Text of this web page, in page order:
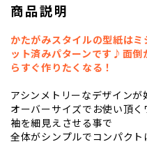
商品説明
かたがみスタイルの型紙は
ット済みパターンです♪面倒
らすぐ作りたくなる！
アシンメトリーなデザインが
オーバーサイズでお使い頂く
袖を細見えさせる事で
全体がシンプルでコンパク